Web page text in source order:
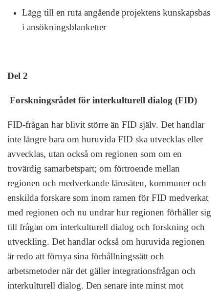
Lägg till en ruta angående projektens kunskapsbas
i ansökningsblanketter
Del 2
Forskningsrådet för interkulturell dialog (FID)
FID-frågan har blivit större än FID själv. Det handlar
inte längre bara om huruvida FID ska utvecklas eller
avvecklas, utan också om regionen som om en
trovärdig samarbetspart; om förtroende mellan
regionen och medverkande lärosäten, kommuner och
enskilda forskare som inom ramen för FID medverkat
med regionen och nu undrar hur regionen förhåller sig
till frågan om interkulturell dialog och forskning och
utveckling. Det handlar också om huruvida regionen
är redo att förnya sina förhållningssätt och
arbetsmetoder när det gäller integrationsfrågan och
interkulturell dialog. Den senare inte minst mot